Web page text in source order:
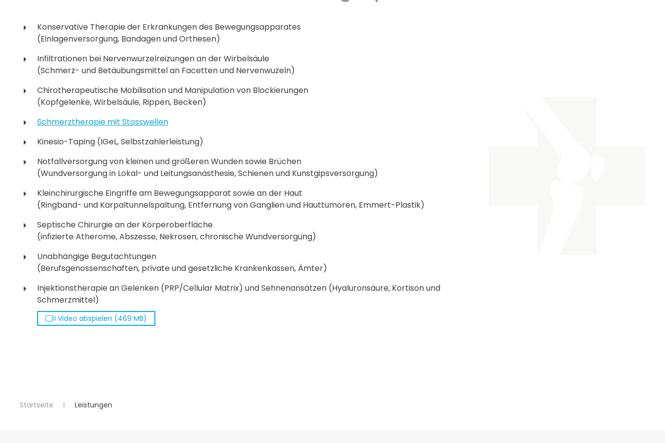
Konservative Therapie der Erkrankungen des Bewegungsapparates
(Einlagenversorgung, Bandagen und Orthesen)
Infiltrationen bei Nervenwurzelreizungen an der Wirbelsäule
(Schmerz- und Betäubungsmittel an Facetten und Nervenwuzeln)
Chirotherapeutische Mobilisation und Manipulation von Blockierungen
(Kopfgelenke, Wirbelsäule, Rippen, Becken)
Schmerztherapie mit Stosswellen
Kinesio-Taping (IGeL, Selbstzahlerleistung)
Notfallversorgung von kleinen und größeren Wunden sowie Brüchen
(Wundversorgung in Lokal- und Leitungsanästhesie, Schienen und Kunstgipsversorgung)
Kleinchirurgische Eingriffe am Bewegungsapparat sowie an der Haut
(Ringband- und Karpaltunnelspaltung, Entfernung von Ganglien und Hauttumoren, Emmert-Plastik)
Septische Chirurgie an der Körperoberfläche
(infizierte Atherome, Abszesse, Nekrosen, chronische Wundversorgung)
Unabhängige Begutachtungen
(Berufsgenossenschaften, private und gesetzliche Krankenkassen, Ämter)
Injektionstherapie an Gelenken (PRP/Cellular Matrix) und Sehnenansätzen (Hyaluronsäure, Kortison und
Schmerzmittel)
Video abspielen (469 MB)
Startseite Leistungen